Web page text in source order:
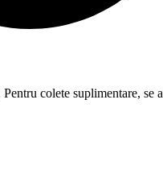
colete suplimentare, se